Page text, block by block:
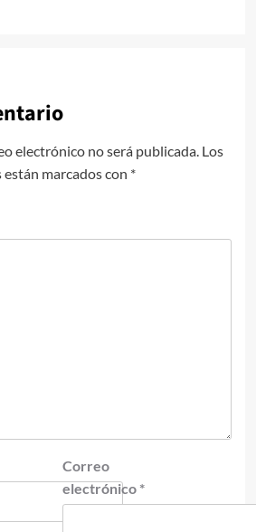
electrónico no será publicada. Los
marcados con *
Correo
electrónico *